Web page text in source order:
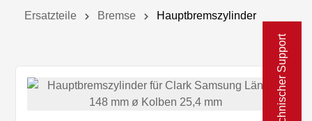
Technischer Support
Ersatzteile Bremse Hauptbremszylinder